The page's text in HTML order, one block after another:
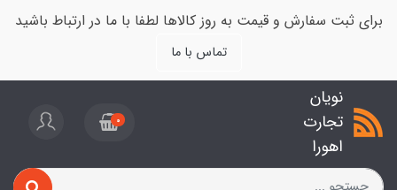
برای ثبت سفارش و قیمت به روز کالاها لطفا با ما در ارتباط باشید
تماس با ما
نویان
تجارت
اهورا
0